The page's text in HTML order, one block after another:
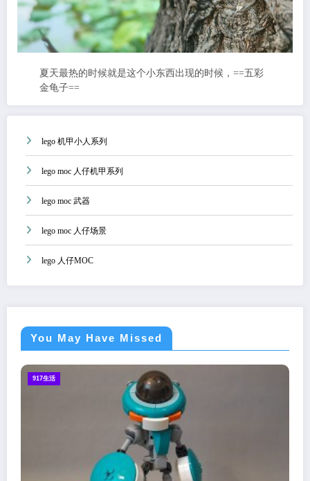
夏天最热的时候就是这个小东西出现的时候，==五彩
金龟子==
lego 机甲小人系列
lego moc 人仔机甲系列
lego moc 武器
lego moc 人仔场景
lego 人仔MOC
You May Have Missed